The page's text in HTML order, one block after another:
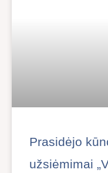
Prasidėjo
užsiėmimai